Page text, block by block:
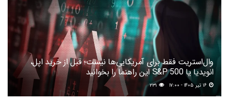
وال‌استریت فقط برای آمریکایی‌ها نیست؛ قبل از خرید اپل،
انویدیا یا S&P 500 این راهنما را بخوانید
۲۳۱